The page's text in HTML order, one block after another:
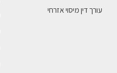
עורך דין מיסוי אזרחי